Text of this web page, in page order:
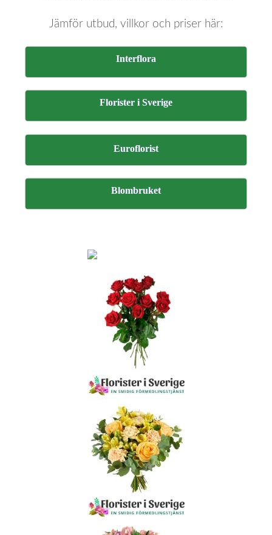
Jämför utbud, villkor och priser här:
Interflora
Florister i Sverige
Euroflorist
Blombruket